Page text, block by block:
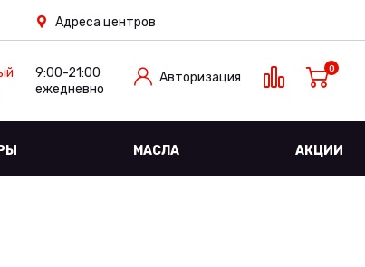
Адреса центров
9:00-21:00
ежедневно
Авторизация
0
МАСЛА АКЦИИ